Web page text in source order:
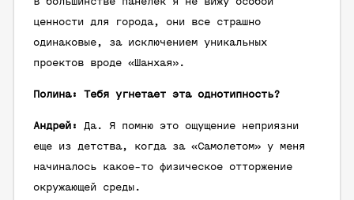
ценности для города, они все страшно
одинаковые, за исключением уникальных
проектов вроде «Шанхая».
Полина: Тебя угнетает эта однотипность?
Андрей:
Да. Я помню это ощущение неприязни
еще из детства, когда за «Самолетом» у меня
начиналось какое-то физическое отторжение
окружающей среды.